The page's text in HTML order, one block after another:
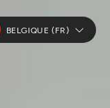
BELGIQUE (FR)